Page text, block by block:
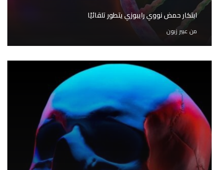
ابتكار حمض نووي رايبوزي يتطور تلقائيًا
من عبير زبون